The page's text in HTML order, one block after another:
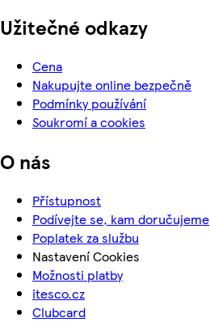
Užitečné odkazy
Cena
Nakupujte online bezpečně
Podmínky používání
Soukromí a cookies
O nás
Přístupnost
Podívejte se, kam doručujeme
Poplatek za službu
Nastavení Cookies
Možnosti platby
itesco.cz
Clubcard